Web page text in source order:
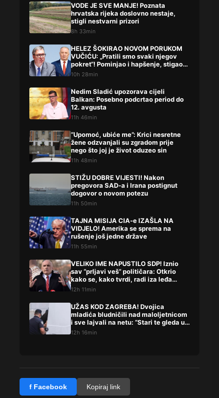
VODE JE SVE MANJE! Poznata
hrvatska rijeka doslovno nestaje,
stigli nestvarni prizori
8h 33min
HELEZ ŠOKIRAO NOVOM PORUKOM
VUČIĆU: „Pratili smo svaki njegov
pokret“! Pominjao i hapšenje, stigao
žestok odgovor Brnabićeve
10h 28min
Nedim Sladić upozorava cijeli
Balkan: Posebno podcrtao period do
12. avgusta
11h 46min
“Upomoć, ubiće me”: Krici nesretne
žene odzvanjali su zgradom prije
nego što joj je život oduzeo sin
11h 48min
STIŽU DOBRE VIJESTI! Nakon
pregovora SAD-a i Irana postignut
dogovor o novom potezu
11h 50min
TAJNA MISIJA CIA-e IZAŠLA NA
VIDJELO! Amerika se sprema na
rušenje još jedne države
11h 55min
VELIKO IME NAPUSTILO SDP! Iznio
sav “prljavi veš” političara: Otkrio
kako se, kako tvrdi, radi iza leđa
građana
12h 11min
UŽAS KOD ZAGREBA! Dvojica
mladića bludničili nad maloljetnicom
i sve lajvali na netu: “Stari te gleda u
lajvu”
12h 16min
f Facebook Kopiraj link